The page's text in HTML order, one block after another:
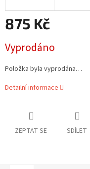
875 Kč
cena:
Vyprodáno
Položka byla vyprodána…
Detailní informace
ZEPTAT SE SDÍLET